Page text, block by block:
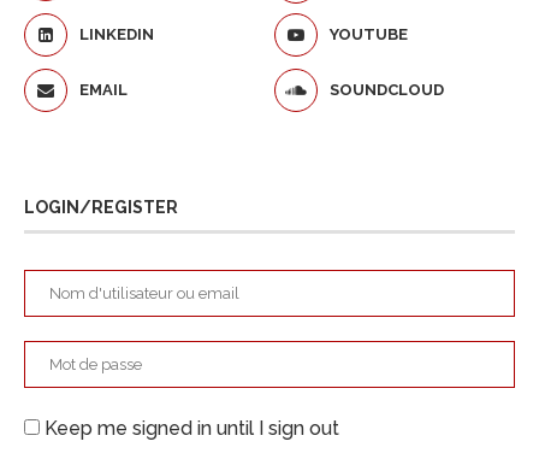
LINKEDIN YOUTUBE
EMAIL SOUNDCLOUD
LOGIN/REGISTER
Keep me signed in until I sign out